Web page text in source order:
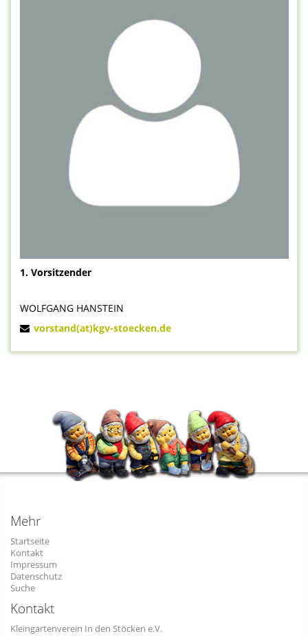
1. Vorsitzender
WOLFGANG HANSTEIN
vorstand(at)kgv-stoecken.de
Mehr
Startseite
Kontakt
Impressum
Datenschutz
Suche
Kontakt
Kleingartenverein In den Stöcken e.V.